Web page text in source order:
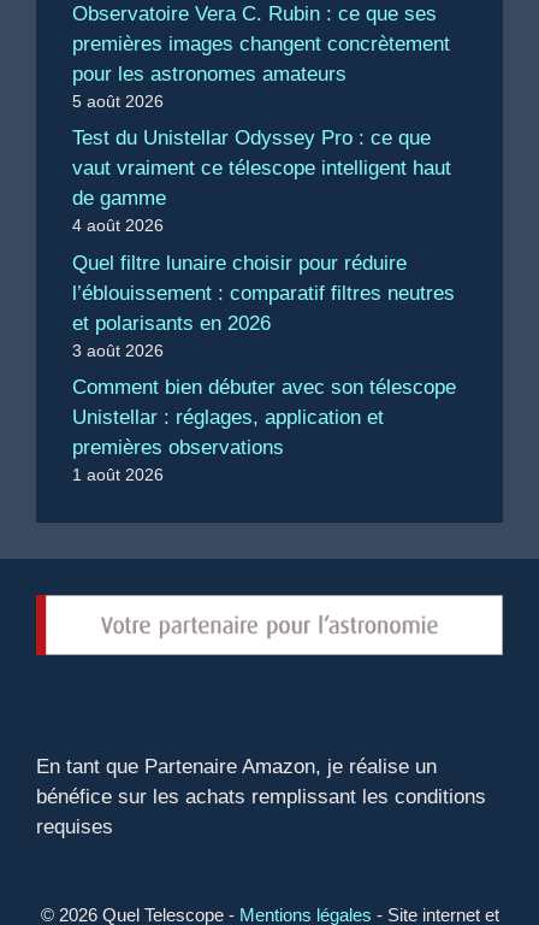
Observatoire Vera C. Rubin : ce que ses
premières images changent concrètement
pour les astronomes amateurs
5 août 2026
Test du Unistellar Odyssey Pro : ce que
vaut vraiment ce télescope intelligent haut
de gamme
4 août 2026
Quel filtre lunaire choisir pour réduire
l’éblouissement : comparatif filtres neutres
et polarisants en 2026
3 août 2026
Comment bien débuter avec son télescope
Unistellar : réglages, application et
premières observations
1 août 2026
En tant que Partenaire Amazon, je réalise un
bénéfice sur les achats remplissant les conditions
requises
© 2026 Quel Telescope - Mentions légales - Site internet et